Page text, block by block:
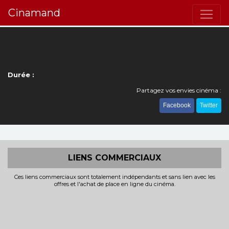
Cinamand
Durée :
Partagez vos envies cinéma :
Facebook Twitter
LIENS COMMERCIAUX
Ces liens commerciaux sont totalement indépendants et sans lien avec les
offres et l'achat de place en ligne du cinéma.